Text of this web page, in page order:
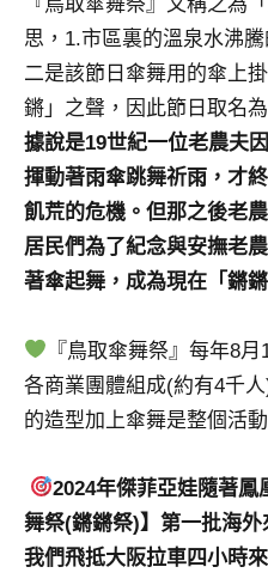
學
校
企
業
講
座、
部
落
客
及
旅
雜
誌
專
光
局
合
思，1.市區裏的溫泉水沸
二是該節日傘舞用的傘上
鏘」之聲，因此節日取名
據說是19世紀一位老農夫
揮動著雨傘跳舞祈雨，才
飢荒的危機。但那之後老
居民們為了紀念與安撫老
著傘起舞，成為現在「鏘
『鳥取傘舞祭』每年8
各商業團體組成(約有4千
的造型加上傘舞是整個活
2024年傑菲亞娃隨著
舞祭(鏘鏘祭)】第一批海外
我們飛抵大阪拉車四小時